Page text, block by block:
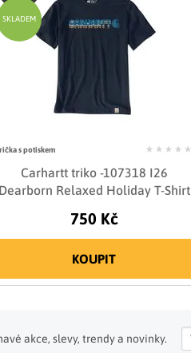
s potiskem
Carhartt triko -107318 I26
Dearborn Relaxed Holiday T-Shirt
750 Kč
KOUPIT
SKLADEM
akce, slevy, trendy a novinky.